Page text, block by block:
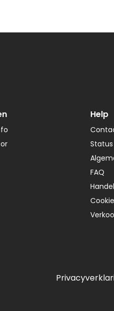
Help
FAQ